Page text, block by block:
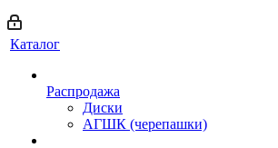
Каталог
Распродажа
Диски
АГШК (черепашки)